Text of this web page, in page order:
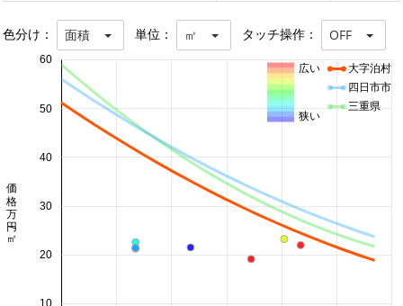
色分け： 面積 単位： ㎡ タッチ操作： OFF
20
30
40
50
60
価格 万円/㎡
大字泊村
四日市市
三重県
広い
狭い